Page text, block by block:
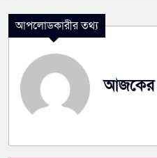
আপলোডকারীর তথ্য
আজকের